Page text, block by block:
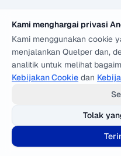
Kami menghargai privasi
Kami menggunakan cookie
menjalankan Quelper dan,
analitik untuk melihat
Kebijakan Cookie dan
Tolak